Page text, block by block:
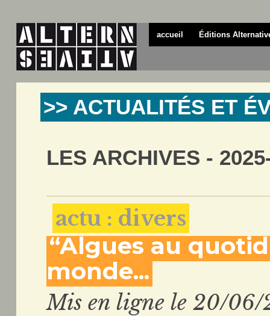
accueil Éditions
>> ACTUALITÉS ET
LES ARCHIVES -
actu : divers
“Algues au
monde...
Mis en ligne le 20/06/